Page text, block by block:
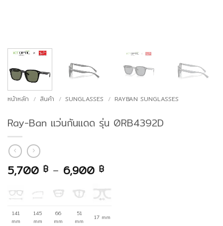
หน้าหลัก / สินค้า / SUNGLASSES / RAYBAN SUNGLASSES
Ray-Ban แว่นกันแดด รุ่น 0RB4392D
5,700 ฿ – 6,900 ฿Price
5,700 ฿
through
141
mm
145
mm
66
mm
51
mm
17 mm